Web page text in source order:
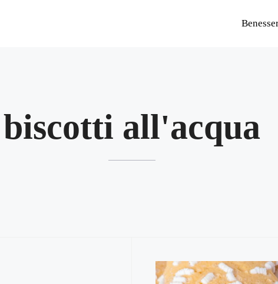
biscotti all'acqua